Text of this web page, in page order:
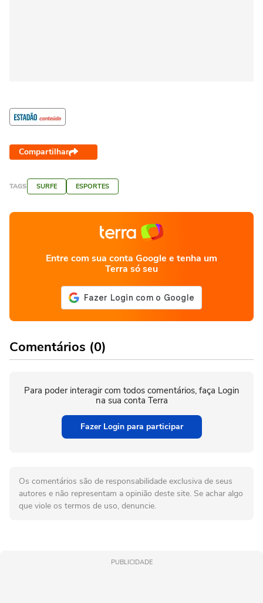
Compartilhar
TAGS SURFE ESPORTES
Entre com sua conta Google e tenha um
Terra só seu
Comentários (0)
Para poder interagir com todos comentários, faça Login
na sua conta Terra
Fazer Login para participar
Os comentários são de responsabilidade exclusiva de seus
autores e não representam a opinião deste site. Se achar algo
que viole os termos de uso, denuncie.
PUBLICIDADE